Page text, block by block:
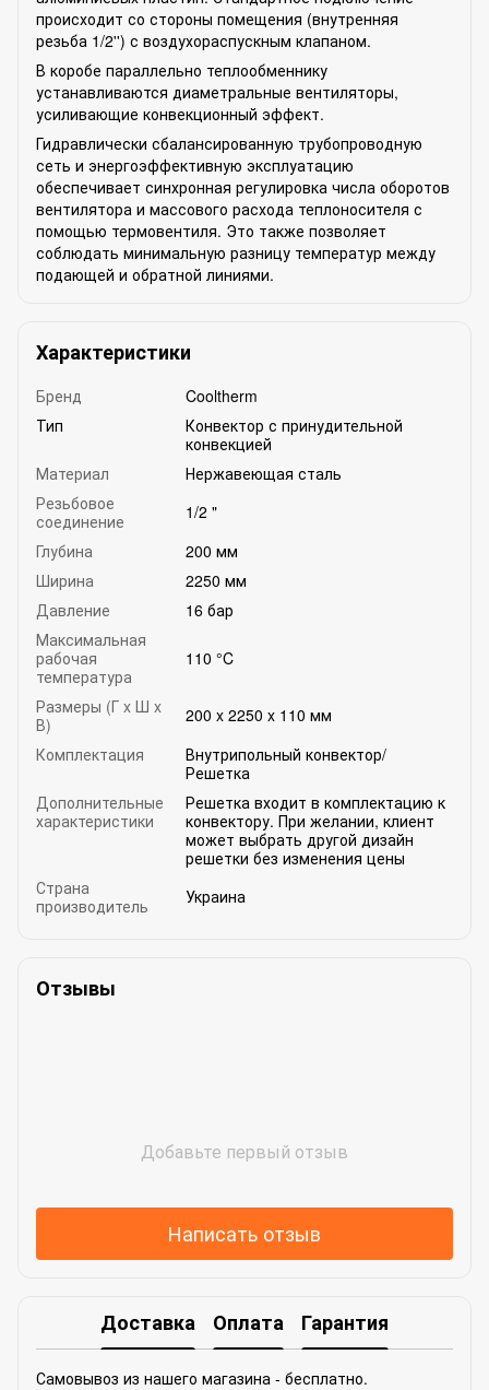
происходит со стороны помещения (внутренняя
резьба 1/2'') с воздухораспускным клапаном.
В коробе параллельно теплообменнику
устанавливаются диаметральные вентиляторы,
усиливающие конвекционный эффект.
Гидравлически сбалансированную трубопроводную
сеть и энергоэффективную эксплуатацию
обеспечивает синхронная регулировка числа оборотов
вентилятора и массового расхода теплоносителя с
помощью термовентиля. Это также позволяет
соблюдать минимальную разницу температур между
подающей и обратной линиями.
Характеристики
Бренд
Cooltherm
Тип
Конвектор с принудительной
конвекцией
Материал
Нержавеющая сталь
Резьбовое
соединение
1/2 "
Глубина
200 мм
Ширина
2250 мм
Давление
16 бар
Максимальная
рабочая
температура
110 °C
Размеры (Г x Ш x
В)
200 x 2250 x 110 мм
Комплектация
Внутрипольный конвектор/
Решетка
Дополнительные
характеристики
Решетка входит в комплектацию к
конвектору. При желании, клиент
может выбрать другой дизайн
решетки без изменения цены
Страна
производитель
Украина
Отзывы
Добавьте первый отзыв
Написать отзыв
Доставка Оплата Гарантия
Самовывоз из нашего магазина - бесплатно.